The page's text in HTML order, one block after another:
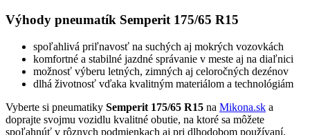
Výhody pneumatík Semperit 175/65 R15
spoľahlivá priľnavosť na suchých aj mokrých vozovkách
komfortné a stabilné jazdné správanie v meste aj na diaľnici
možnosť výberu letných, zimných aj celoročných dezénov
dlhá životnosť vďaka kvalitným materiálom a technológiám
Vyberte si pneumatiky Semperit 175/65 R15 na Mikona.sk a
doprajte svojmu vozidlu kvalitné obutie, na ktoré sa môžete
spoľahnúť v rôznych podmienkach aj pri dlhodobom používaní.